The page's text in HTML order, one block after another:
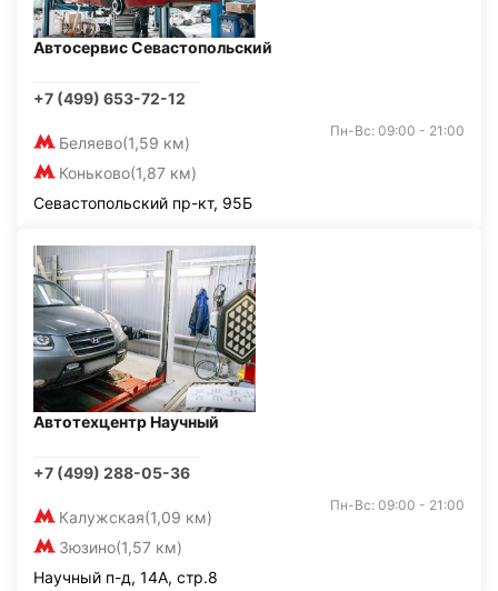
Автосервис Севастопольский
+7 (499) 653-72-12
Беляево(1,59 км)
Коньково(1,87 км)
Пн-Вс: 09:00 - 21:00
Севастопольский пр-кт, 95Б
Автотехцентр Научный
+7 (499) 288-05-36
Калужская(1,09 км)
Зюзино(1,57 км)
Пн-Вс: 09:00 - 21:00
Научный п-д, 14А, стр.8